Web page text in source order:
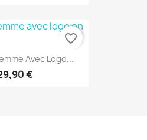
Avec Logo...
€
favorite_border